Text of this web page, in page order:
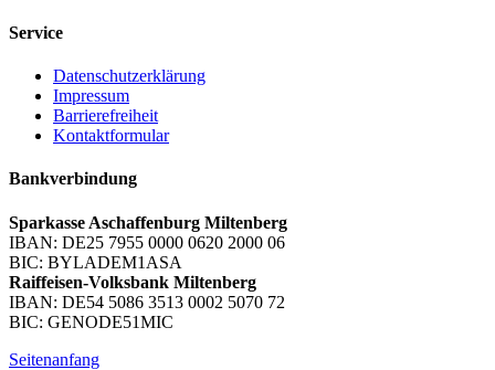
Service
Datenschutzerklärung
Impressum
Barrierefreiheit
Kontaktformular
Bankverbindung
Sparkasse Aschaffenburg Miltenberg
IBAN: DE25 7955 0000 0620 2000 06
BIC: BYLADEM1ASA
Raiffeisen-Volksbank Miltenberg
IBAN: DE54 5086 3513 0002 5070 72
BIC: GENODE51MIC
Seitenanfang